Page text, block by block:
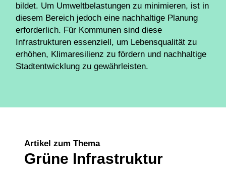
bildet. Um Umweltbelastungen zu minimieren, ist in
diesem Bereich jedoch eine nachhaltige Planung
erforderlich. Für Kommunen sind diese
Infrastrukturen essenziell, um Lebensqualität zu
erhöhen, Klimaresilienz zu fördern und nachhaltige
Stadtentwicklung zu gewährleisten.
Artikel zum Thema
Grüne Infrastruktur